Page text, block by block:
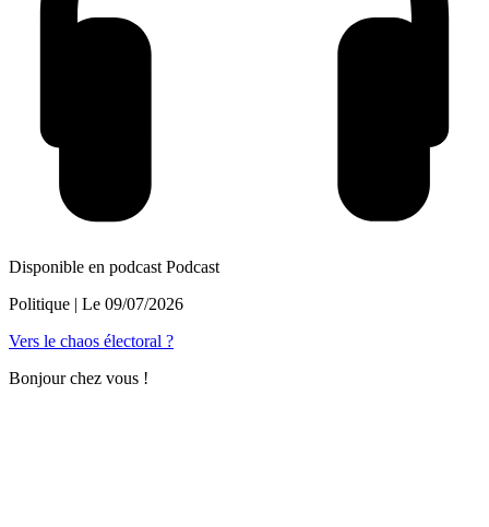
Disponible en podcast Podcast
Politique | Le 09/07/2026
Vers le chaos électoral ?
Bonjour chez vous !